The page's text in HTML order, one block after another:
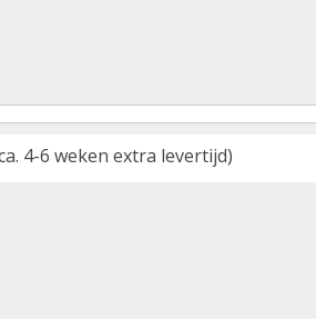
4-6 weken extra levertijd)